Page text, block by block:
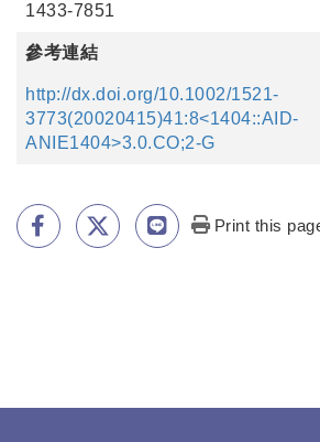
1433-7851
參考連結
http://dx.doi.org/10.1002/1521-
3773(20020415)41:8<1404::AID-
ANIE1404>3.0.CO;2-G
Print this